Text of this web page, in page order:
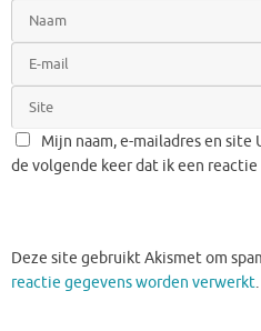
Mijn naam, e-mailadres en site
de volgende keer dat ik een reactie
Deze site gebruikt Akismet om
reactie gegevens worden verwerkt.